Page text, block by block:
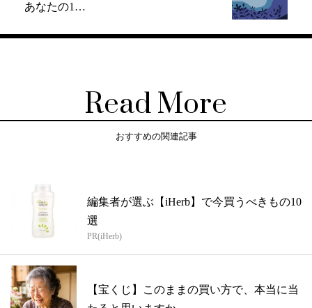
あなたの1…
Read More
おすすめの関連記事
編集者が選ぶ【iHerb】で今買うべきもの10
選
PR(iHerb)
【宝くじ】このままの買い方で、本当に当